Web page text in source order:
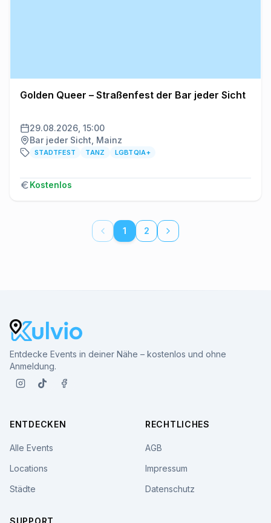
Golden Queer – Straßenfest der Bar jeder Sicht
29.08.2026, 15:00
Bar jeder Sicht, Mainz
STADTFEST TANZ LGBTQIA+
Kostenlos
1 2
Entdecke Events in deiner Nähe – kostenlos und ohne
Anmeldung.
ENTDECKEN
Alle Events
Locations
Städte
RECHTLICHES
AGB
Impressum
Datenschutz